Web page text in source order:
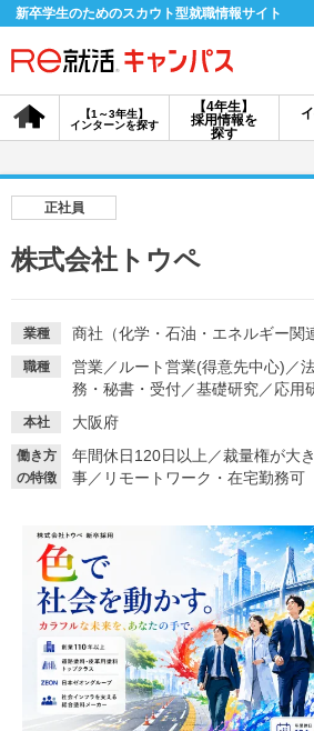
新卒学生のためのスカウト型就職情報サイト
【4年生】
採用情報を
探す
【1～3年生】
インターンを探す
会員登録
採用情報を探す
説明会を探す
就活ノウハウ・サポート
就活支援
就活ノウハウが満載！ お
適職診断
あなたに合う仕事を診断！ 動
就活ニュースペーパー
正社員
株式会社トウペ
業種 商社（化学・石油・エネルギー関
職種 営業／ ルート営業(得意先中心) ／
務・秘書・受付／基礎研究／応用
本社 大阪府
働き方
の特徴
年間休日120日以上 ／裁量権が大
事／ リモートワーク・在宅勤務可